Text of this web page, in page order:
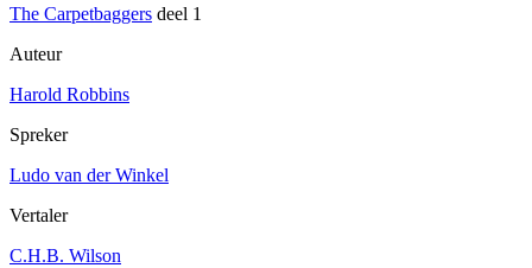
The Carpetbaggers deel 1
Auteur
Harold Robbins
Spreker
Ludo van der Winkel
Vertaler
C.H.B. Wilson